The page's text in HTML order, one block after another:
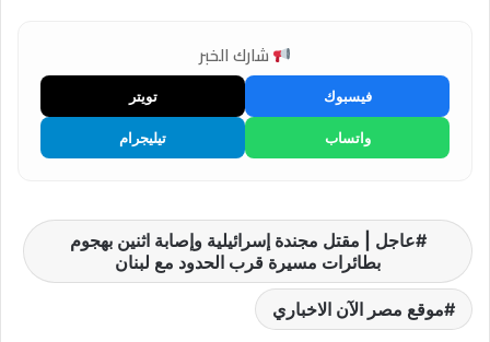
شارك الخبر
فيسبوك تويتر
واتساب تيليجرام
عاجل | مقتل مجندة إسرائيلية وإصابة اثنين بهجوم
بطائرات مسيرة قرب الحدود مع لبنان
موقع مصر الآن الاخباري